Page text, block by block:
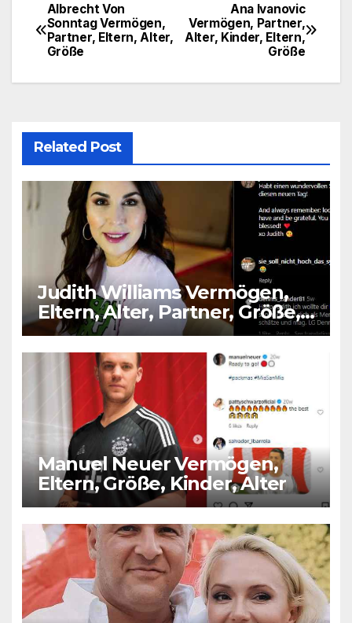
Post
navigation
Ana Ivanovic
Vermögen, Partner,
Alter, Kinder, Eltern,
Größe
Albrecht Von
Sonntag Vermögen,
Partner, Eltern, Alter,
Größe
Related Post
Judith Williams Vermögen,
Eltern, Alter, Partner, Größe,
Kinder
Manuel Neuer Vermögen,
Eltern, Größe, Kinder, Alter